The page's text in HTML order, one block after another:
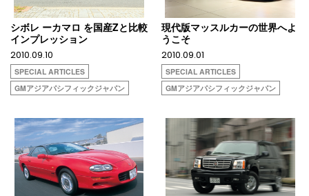
シボレ ーカマロ を国産Zと比較
インプレッション
2010.09.10
SPECIAL ARTICLES
GMアジアパシフィックジャパン
現代版マッスルカーの世界へよ
うこそ
2010.09.01
SPECIAL ARTICLES
GMアジアパシフィックジャパン